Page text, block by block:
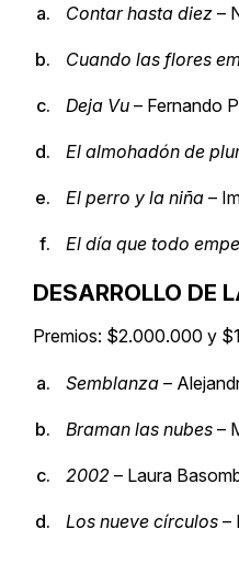
Contar hasta diez –
Cuando las flores
Deja Vu – Fernando
El almohadón de
El perro y la niña –
El día que todo
DESARROLLO DE
Premios: $2.000.000 y
Semblanza –
Braman las nubes –
2002 – Laura
Los nueve círculos –